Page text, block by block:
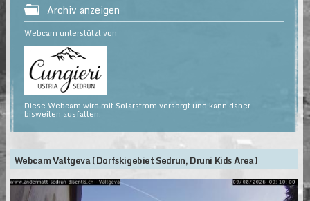
Archiv anzeigen
Webcam unterstützt von
Diese Webcam wird mit Solarstrom versorgt und kann daher
bisweilen ausfallen.
Webcam Valtgeva (Dorfskigebiet Sedrun, Druni Kids Area)